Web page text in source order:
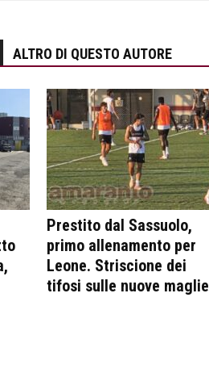
ALTRO DI QUESTO AUTORE
Prestito dal Sassuolo,
primo allenamento per
Leone. Striscione dei
tifosi sulle nuove maglie